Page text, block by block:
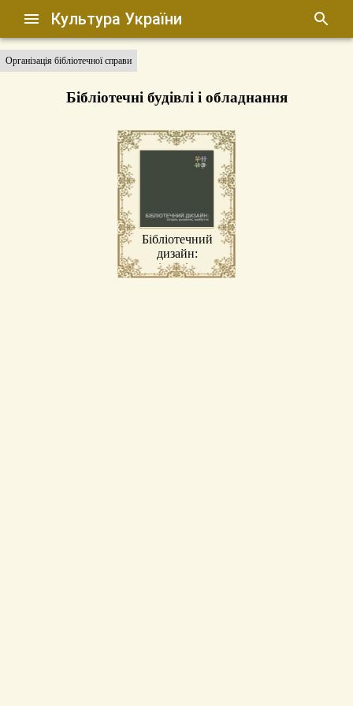
Культура України
Організація бібліотечної справи
Бібліотечні будівлі і обладнання
Бібліотечний
дизайн:
історія,
розвиток,